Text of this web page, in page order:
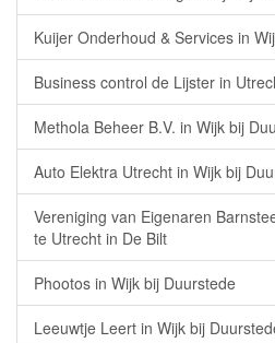
Kuijer Onderhoud & Services in
Business control de Lijster in
Methola Beheer B.V. in Wijk bij
Auto Elektra Utrecht in Wijk bij
Vereniging van Eigenaren
te Utrecht in De Bilt
Phootos in Wijk bij Duurstede
Leeuwtje Leert in Wijk bij